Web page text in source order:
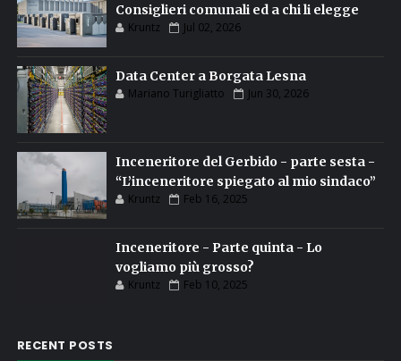
Consiglieri comunali ed a chi li elegge
Kruntz Jul 02, 2026
Data Center a Borgata Lesna
Mariano Turigliatto Jun 30, 2026
Inceneritore del Gerbido - parte sesta -
“L’inceneritore spiegato al mio sindaco”
Kruntz Feb 16, 2025
Inceneritore - Parte quinta - Lo
vogliamo più grosso?
Kruntz Feb 10, 2025
RECENT POSTS